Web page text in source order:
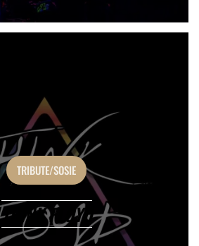
TRIBUTE/SOSIE
THINK FLOYD